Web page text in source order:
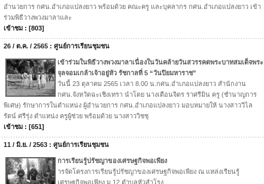
อำนวยการ กศน.อำเภอแปลงยาว พร้อมด้วย คณะครู และบุคลากร กศน.อำเภอแปลงยาว เข้า
ร่วมพิธีวางพวงมาลาและ
เข้าชม : [803]
26 / ต.ค. / 2565 : ศูนย์การเรียนชุมชน
เข้าร่วมในพิธีวางพวงมาลาเนื่องในวันคล้ายวันสวรรคตพระบาทสมเด็จพระ
จุลจอมเกล้าเจ้าอยู่หัว รัชกาลที่ 5 “วันปิยมหาราช”
วันนี้ 23 ตุลาคม 2565 เวลา 8.00 น.กศน.อำเภอแปลงยาว สำนักงาน
กศน.จังหวัดฉะเชิงเทรา นำโดย นางเตือนจิตร ราศรีมิน ครู (ชำนาญการ
พิเศษ) รักษาการในตำแหน่ง ผู้อำนวยการ กศน.อำเภอแปลงยาว มอบหมายให้ นางสาววิไล
รัตน์ ศรีรุ่ง ตำแหน่ง ครูผู้ช่วย พร้อมด้วย นางสาววิชชุ
เข้าชม : [651]
11 / มิ.ย. / 2563 : ศูนย์การเรียนชุมชน
การเรียนรู้ปรัชญาของเศรษฐกิจพอเพียง
ารจัดโครงการเรียนรู้ปรัชญาของเศรษฐกิจพอเพียง ณ แหล่งเรียนรู้
เศรษฐกิจพอเพียง ม.12 ตำบลหัวสำโรง